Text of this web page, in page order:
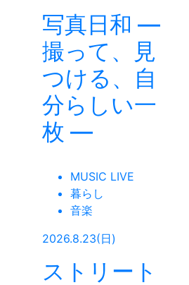
写真日和 —
撮って、見
つける、自
分らしい一
枚 —
MUSIC LIVE
暮らし
音楽
2026.8.23(日)
ストリート